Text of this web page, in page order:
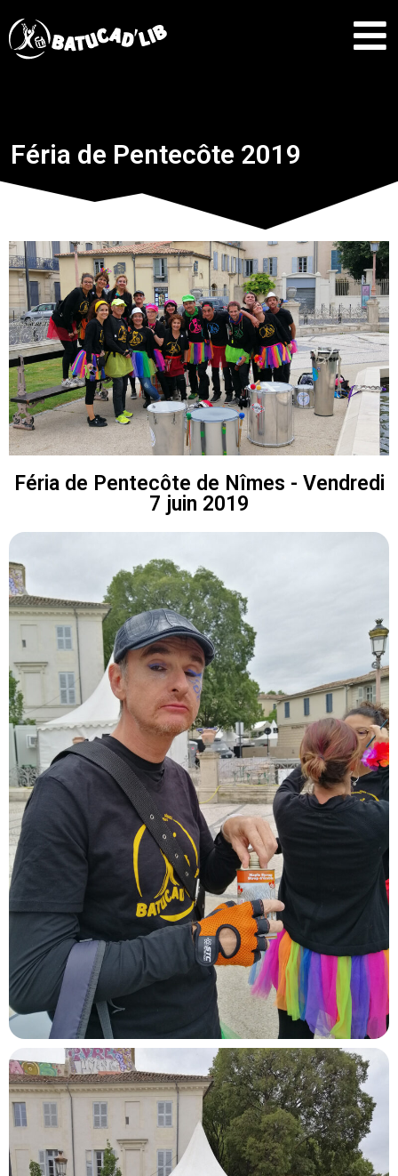
Féria de Pentecôte 2019
Féria de Pentecôte de Nîmes - Vendredi
7 juin 2019